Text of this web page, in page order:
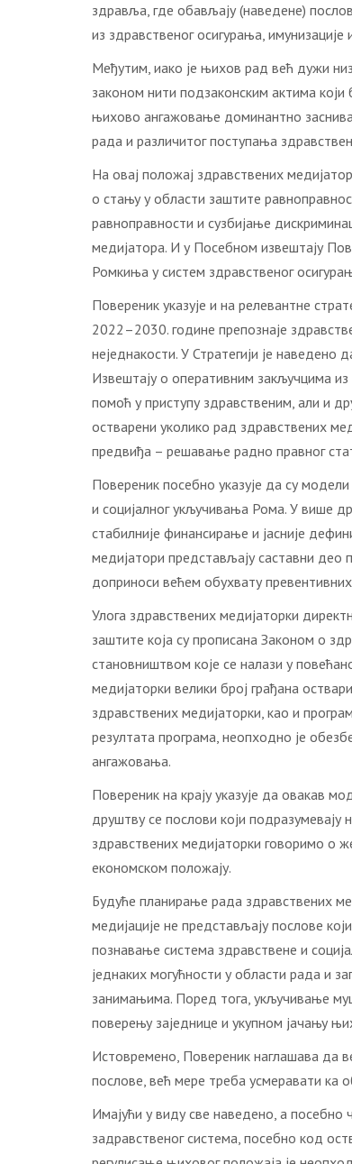
здравља, где обављају (наведене)
из здравственог осигурања, имунизације
Међутим, иако је њихов рад већ дужи
законом нити подзаконским актима
њихово ангажовање доминантно
рада и различитог поступања
На овај положај здравствених
о стању у области заштите
равноправности и сузбијање
медијатора. И у Посебном извештају
Ромкиња у систем здравственог
Повереник указује и на релевантне
2022–2030. године препознаје
неједнакости. У Стратегији је наведено
Извештају о оперативним закључцима
помоћ у приступу здравственим, али и
остварени уколико рад здравствених
предвиђа – решавање радно правног
Повереник посебно указује да су
и социјалног укључивања Рома. У више
стабилније финансирање и јасније
медијатори представљају саставни део
доприноси већем обухвату
Улога здравствених медијаторки
заштите која су прописана Законом о
становништвом које се налази у
медијаторки велики број грађана
здравствених медијаторки, као и
резултата програма, неопходно је
ангажовања.
Повереник на крају указује да овакав
друштву се послови који подразумевају
здравствених медијаторки говоримо о
економском положају.
Будуће планирање рада здравствених
медијације не представљају послове
познавање система здравствене и
једнаких могућности у области рада и
занимањима. Поред тога, укључивање
поверењу заједнице и укупном јачању
Истовремено, Повереник наглашава да
послове, већ мере треба усмеравати ка
Имајући у виду све наведено, а посебно
задравственог система, посебно код